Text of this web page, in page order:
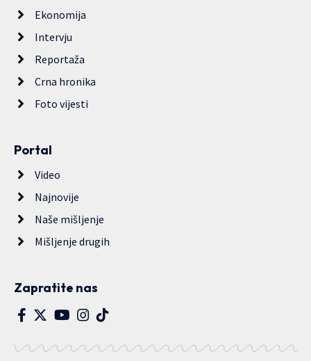
Ekonomija
Intervju
Reportaža
Crna hronika
Foto vijesti
Portal
Video
Najnovije
Naše mišljenje
Mišljenje drugih
Zapratite nas